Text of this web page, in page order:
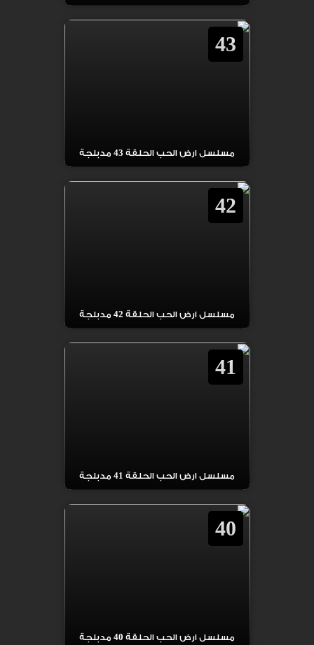
43
مسلسل ارض الحب الحلقة 43 مدبلجة
42
مسلسل ارض الحب الحلقة 42 مدبلجة
41
مسلسل ارض الحب الحلقة 41 مدبلجة
40
مسلسل ارض الحب الحلقة 40 مدبلجة